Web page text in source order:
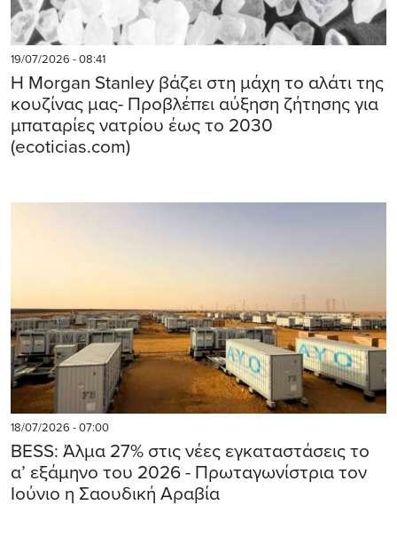
19/07/2026 - 08:41
Η Morgan Stanley βάζει στη μάχη το αλάτι της
κουζίνας μας- Προβλέπει αύξηση ζήτησης για
μπαταρίες νατρίου έως το 2030
(ecoticias.com)
18/07/2026 - 07:00
BESS: Άλμα 27% στις νέες εγκαταστάσεις το
α’ εξάμηνο του 2026 - Πρωταγωνίστρια τον
Ιούνιο η Σαουδική Αραβία